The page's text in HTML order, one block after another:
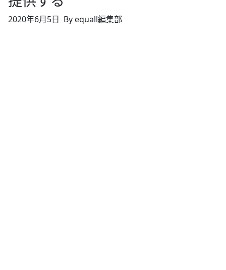
2020年6月5日 By equall編集部